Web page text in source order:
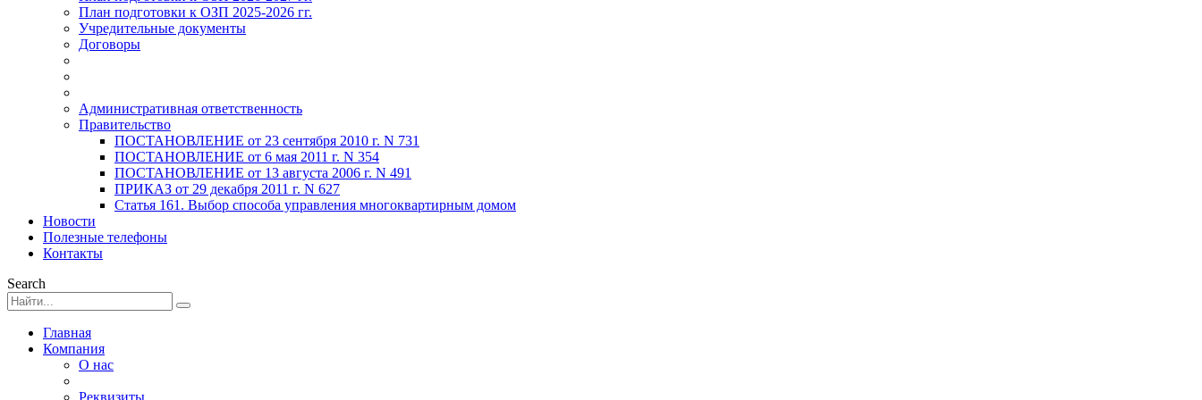
План подготовки к ОЗП 2025-2026 гг.
Учредительные документы
Договоры
Административная ответственность
Правительство
ПОСТАНОВЛЕНИЕ от 23 сентября 2010 г. N 731
ПОСТАНОВЛЕНИЕ от 6 мая 2011 г. N 354
ПОСТАНОВЛЕНИЕ от 13 августа 2006 г. N 491
ПРИКАЗ от 29 декабря 2011 г. N 627
Статья 161. Выбор способа управления многоквартирным домом
Новости
Полезные телефоны
Контакты
Search
Главная
Компания
О нас
Реквизиты